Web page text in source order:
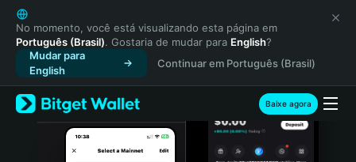
English
日本語
Tiếng Việt
Русский
Español (Latinoamérica)
Türkçe
Italiano
No momento, você está visualizando esta página em
Português (Brasil). Gostaria de mudar para English?
Mudar para
English
Continuar em Português (Brasil)
Baixe agora